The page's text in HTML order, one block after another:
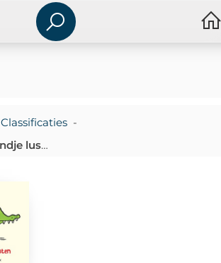
Classificaties-
Ik zou wel een kindje lusten